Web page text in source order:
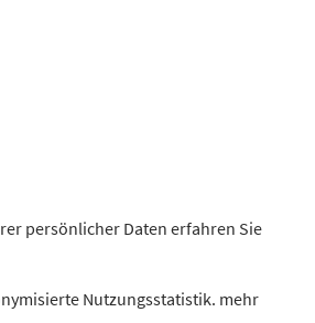
persönlicher Daten erfahren Sie
Nutzungsstatistik. mehr